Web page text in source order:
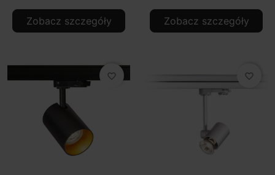
Zobacz szczegóły Zobacz szczegóły
favorite_border favorite_border